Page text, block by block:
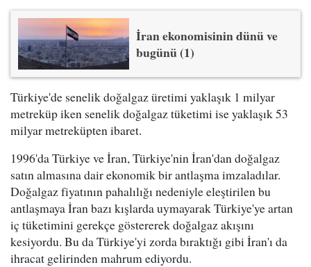
İran ekonomisinin dünü ve
bugünü (1)
Türkiye'de senelik doğalgaz üretimi yaklaşık 1 milyar
metreküp iken senelik doğalgaz tüketimi ise yaklaşık 53
milyar metreküpten ibaret.
1996'da Türkiye ve İran, Türkiye'nin İran'dan doğalgaz
satın almasına dair ekonomik bir antlaşma imzaladılar.
Doğalgaz fiyatının pahalılığı nedeniyle eleştirilen bu
antlaşmaya İran bazı kışlarda uymayarak Türkiye'ye artan
iç tüketimini gerekçe göstererek doğalgaz akışını
kesiyordu. Bu da Türkiye'yi zorda bıraktığı gibi İran'ı da
ihracat gelirinden mahrum ediyordu.